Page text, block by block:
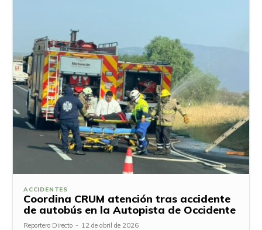
ACCIDENTES
Coordina CRUM atención tras accidente
de autobús en la Autopista de Occidente
Reportero Directo - 12 de abril de 2026